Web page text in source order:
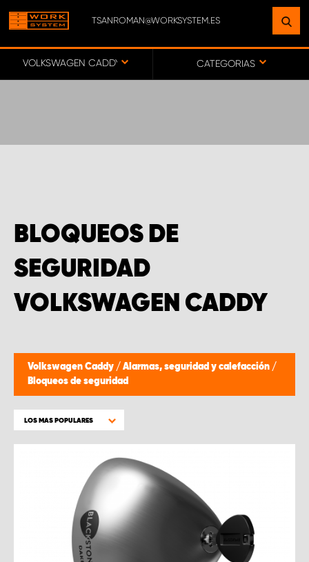
TSANROMAN@WORKSYSTEM.ES
VOLKSWAGEN CADDY CATEGORIAS
BLOQUEOS DE
SEGURIDAD
VOLKSWAGEN CADDY
Volkswagen Caddy / Alarmas, seguridad y calefacción /
Bloqueos de seguridad
LOS MAS POPULARES
ENCUENTRE UNA INSTALACIÓN
CERCA DE USTED